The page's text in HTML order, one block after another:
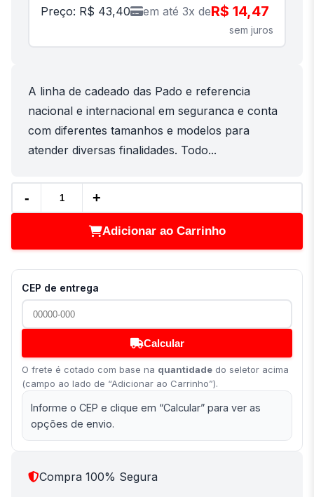
Preço: R$ 43,40 em até 3x deR$ 14,47
sem juros
A linha de cadeado das Pado e referencia
nacional e internacional em seguranca e conta
com diferentes tamanhos e modelos para
atender diversas finalidades. Todo...
- +
Adicionar ao Carrinho
CEP de entrega
Calcular
O frete é cotado com base na quantidade do seletor acima
(campo ao lado de “Adicionar ao Carrinho”).
Informe o CEP e clique em “Calcular” para ver as
opções de envio.
Compra 100% Segura